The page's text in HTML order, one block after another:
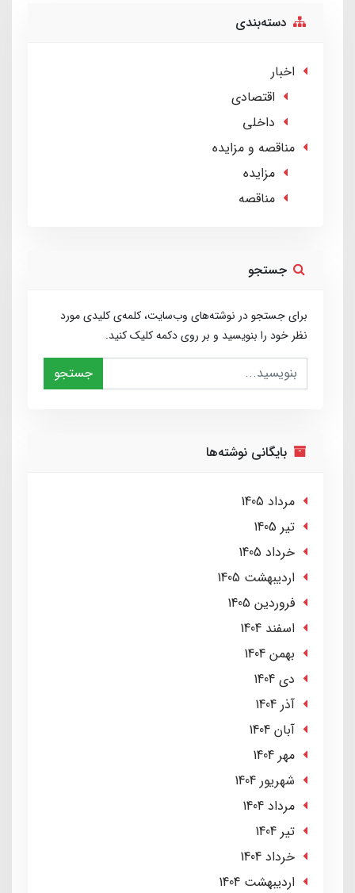
دسته‌بندی
اخبار
اقتصادی
داخلی
مناقصه و مزایده
مزایده
مناقصه
جستجو
برای جستجو در نوشته‌های وب‌سایت، کلمه‌ی کلیدی مورد
نظر خود را بنویسید و بر روی دکمه کلیک کنید.
جستجو
بایگانی نوشته‌ها
مرداد 1405
تير 1405
خرداد 1405
ارديبهشت 1405
فروردین 1405
اسفند 1404
بهمن 1404
دی 1404
آذر 1404
آبان 1404
مهر 1404
شهریور 1404
مرداد 1404
تير 1404
خرداد 1404
ارديبهشت 1404